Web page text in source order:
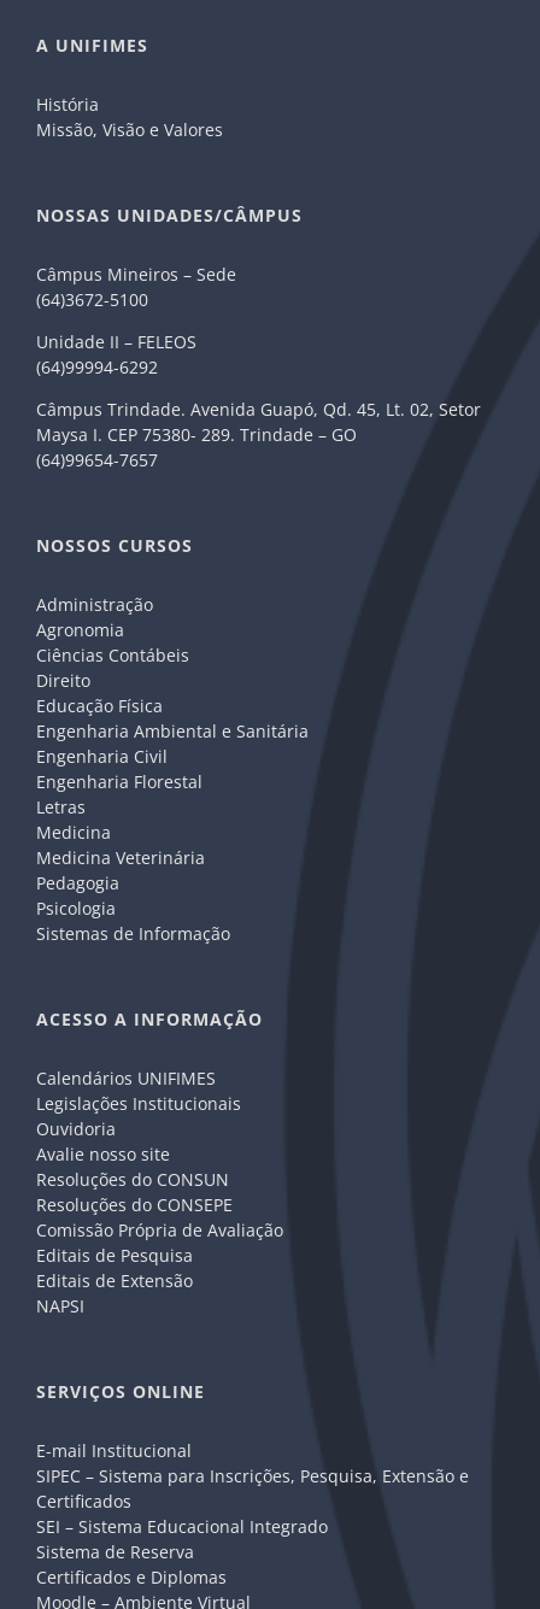
A UNIFIMES
História
Missão, Visão e Valores
NOSSAS UNIDADES/CÂMPUS
Câmpus Mineiros – Sede
(64)3672-5100
Unidade II – FELEOS
(64)99994-6292
Câmpus Trindade. Avenida Guapó, Qd. 45, Lt. 02, Setor
Maysa I. CEP 75380- 289. Trindade – GO
(64)99654-7657
NOSSOS CURSOS
Administração
Agronomia
Ciências Contábeis
Direito
Educação Física
Engenharia Ambiental e Sanitária
Engenharia Civil
Engenharia Florestal
Letras
Medicina
Medicina Veterinária
Pedagogia
Psicologia
Sistemas de Informação
ACESSO A INFORMAÇÃO
Calendários UNIFIMES
Legislações Institucionais
Ouvidoria
Avalie nosso site
Resoluções do CONSUN
Resoluções do CONSEPE
Comissão Própria de Avaliação
Editais de Pesquisa
Editais de Extensão
NAPSI
SERVIÇOS ONLINE
E-mail Institucional
SIPEC – Sistema para Inscrições, Pesquisa, Extensão e
Certificados
SEI – Sistema Educacional Integrado
Sistema de Reserva
Certificados e Diplomas
Moodle – Ambiente Virtual